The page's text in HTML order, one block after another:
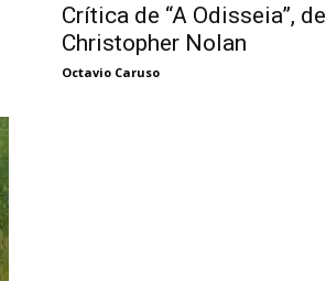
Crítica de “A Odisseia”, de
Christopher Nolan
Octavio Caruso